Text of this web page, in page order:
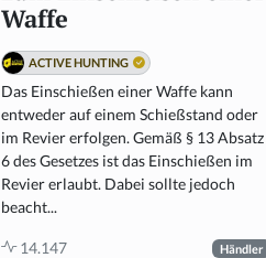
Waffe
ACTIVE HUNTING
Das Einschießen einer Waffe kann
entweder auf einem Schießstand oder
im Revier erfolgen. Gemäß § 13 Absatz
6 des Gesetzes ist das Einschießen im
Revier erlaubt. Dabei sollte jedoch
beacht...
14.147 Händler